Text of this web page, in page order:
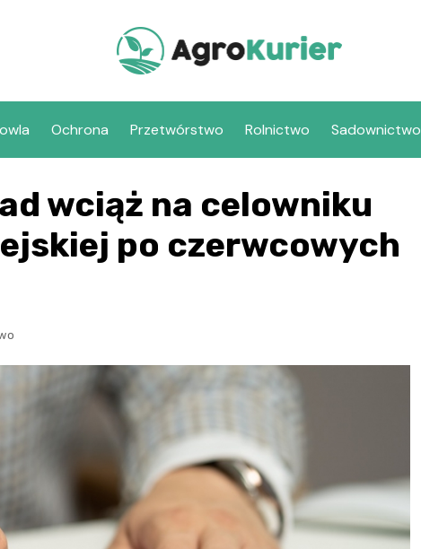
Ochrona Przetwórstwo Rolnictwo Sadownictwo
wciąż na celowniku
po czerwcowych